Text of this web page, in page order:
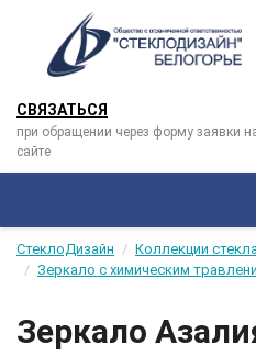
СВЯЗАТЬСЯ
при обращении через форму заявки
сайте
СтеклоДизайн
Коллекции
Зеркало с химическим
Зеркало